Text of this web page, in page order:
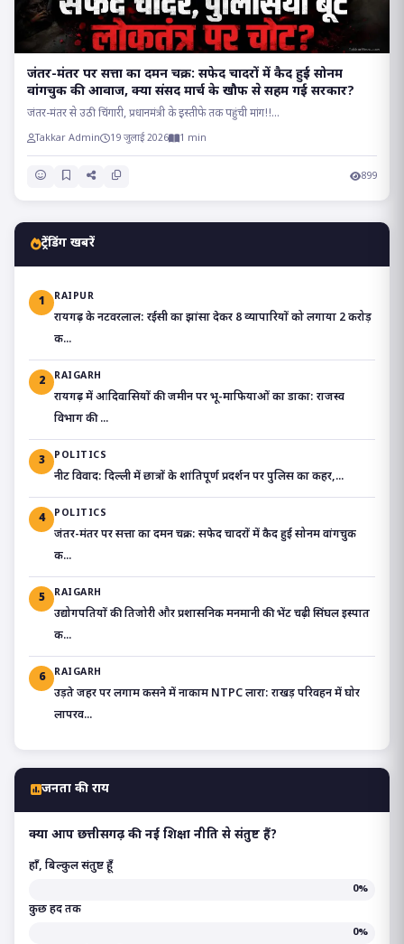
जंतर-मंतर पर सत्ता का दमन चक्र: सफेद चादरों में कैद हुई सोनम
वांगचुक की आवाज, क्या संसद मार्च के खौफ से सहम गई सरकार?
जंतर-मंतर से उठी चिंगारी, प्रधानमंत्री के इस्तीफे तक पहुंची मांग!!...
Takkar Admin 19 जुलाई 2026 1 min
899
ट्रेंडिंग खबरें
1 RAIPUR
रायगढ़ के नटवरलाल: रईसी का झांसा देकर 8 व्यापारियों को लगाया 2 करोड़
क...
2 RAIGARH
रायगढ़ में आदिवासियों की जमीन पर भू-माफियाओं का डाका: राजस्व
विभाग की ...
3 POLITICS
​नीट विवाद: दिल्ली में छात्रों के शांतिपूर्ण प्रदर्शन पर पुलिस का कहर,...
4 POLITICS
जंतर-मंतर पर सत्ता का दमन चक्र: सफेद चादरों में कैद हुई सोनम वांगचुक
क...
5 RAIGARH
उद्योगपतियों की तिजोरी और प्रशासनिक मनमानी की भेंट चढ़ी सिंघल इस्पात
क...
6 RAIGARH
उड़ते जहर पर लगाम कसने में नाकाम NTPC लारा: राखड़ परिवहन में घोर
लापरव...
जनता की राय
क्या आप छत्तीसगढ़ की नई शिक्षा नीति से संतुष्ट हैं?
हाँ, बिल्कुल संतुष्ट हूँ
0%
कुछ हद तक
0%